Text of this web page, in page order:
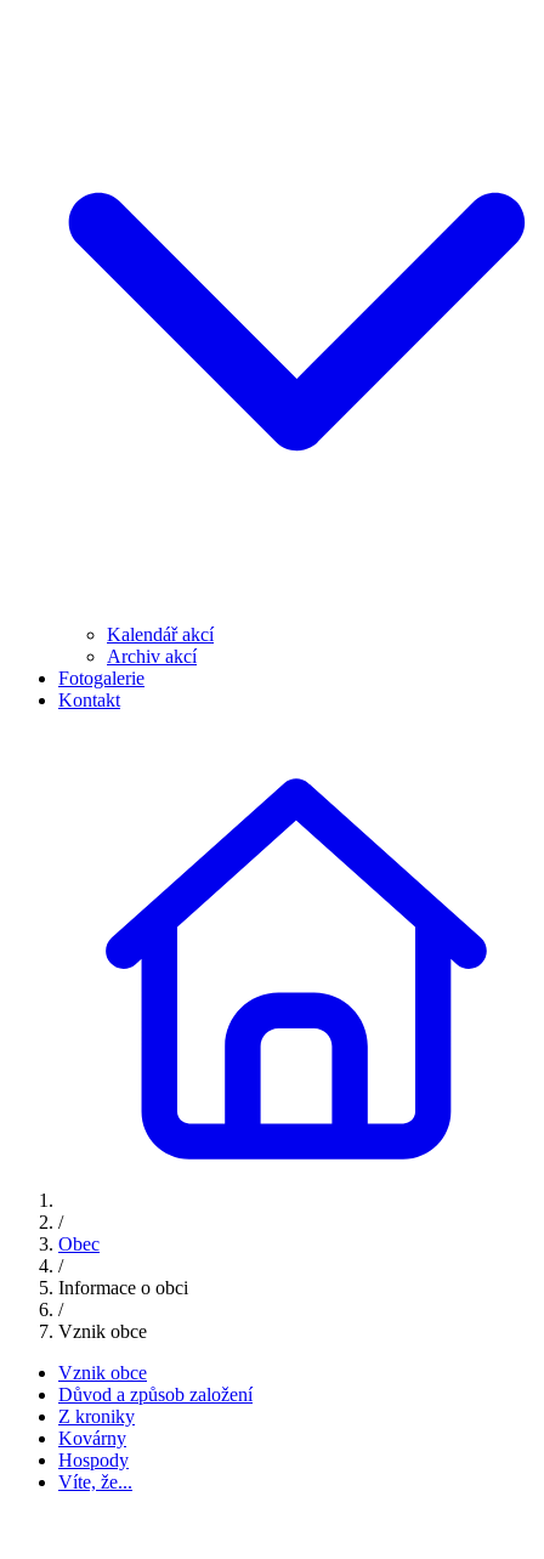
Kalendář akcí
Archiv akcí
Fotogalerie
Kontakt
/
Obec
/
Informace o obci
/
Vznik obce
Vznik obce
Důvod a způsob založení
Z kroniky
Kovárny
Hospody
Víte, že...